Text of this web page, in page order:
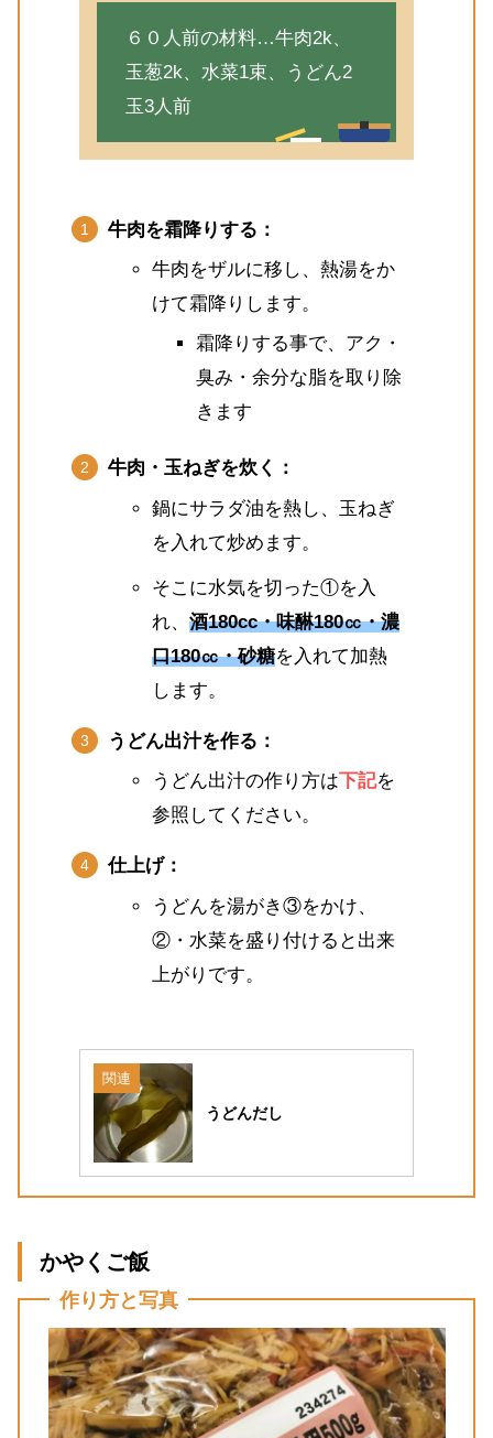
６０人前の材料…牛肉2k、
玉葱2k、水菜1束、うどん2
玉3人前
牛肉を霜降りする：
牛肉をザルに移し、熱湯をか
けて霜降りします。
霜降りする事で、アク・
臭み・余分な脂を取り除
きます
牛肉・玉ねぎを炊く：
鍋にサラダ油を熱し、玉ねぎ
を入れて炒めます。
そこに水気を切った①を入
れ、 酒180cc・味醂180㏄・濃
口180㏄・砂糖を入れて加熱
します。
うどん出汁を作る：
うどん出汁の作り方は下記を
参照してください。
仕上げ：
うどんを湯がき③をかけ、
②・水菜を盛り付けると出来
上がりです。
関連
うどんだし
かやくご飯
作り方と写真